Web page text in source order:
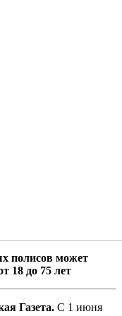
полисов может
18 до 75 лет
Газета. C 1 июня